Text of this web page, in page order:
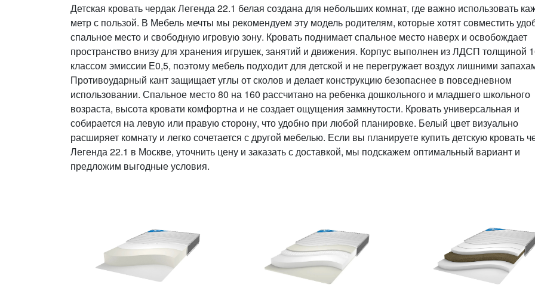
Детская кровать чердак Легенда 22.1 белая создана для небольших комнат, где важно использовать
метр с пользой. В Мебель мечты мы рекомендуем эту модель родителям, которые хотят совместить
спальное место и свободную игровую зону. Кровать поднимает спальное место наверх и освобождает
пространство внизу для хранения игрушек, занятий и движения. Корпус выполнен из ЛДСП толщиной
классом эмиссии Е0,5, поэтому мебель подходит для детской и не перегружает воздух лишними
Противоударный кант защищает углы от сколов и делает конструкцию безопаснее в повседневном
использовании. Спальное место 80 на 160 рассчитано на ребенка дошкольного и младшего школьного
возраста, высота кровати комфортна и не создает ощущения замкнутости. Кровать универсальная и
собирается на левую или правую сторону, что удобно при любой планировке. Белый цвет визуально
расширяет комнату и легко сочетается с другой мебелью. Если вы планируете купить детскую кровать
Легенда 22.1 в Москве, уточнить цену и заказать с доставкой, мы подскажем оптимальный вариант и
предложим выгодные условия.